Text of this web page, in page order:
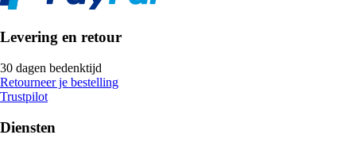
Levering en retour
30 dagen bedenktijd
Retourneer je bestelling
Trustpilot
Diensten